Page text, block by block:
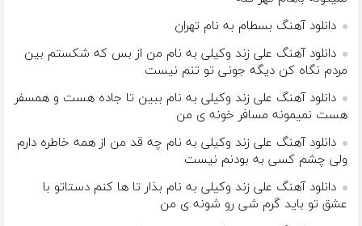
دانلود آهنگ بسطام به نام تهران
دانلود آهنگ علی زند وکیلی به نام من از بس كه شكستم بین
مردم نگاه كن دیگه جونى تو تنم نیست
دانلود آهنگ علی زند وکیلی به نام ببین تا جاده هست و همسفر
هست نمیمونه مسافر خونه ی من
دانلود آهنگ علی زند وکیلی به نام چه قد من از همه خاطره دارم
ولی چشم كسی به بودنم نیست
دانلود آهنگ علی زند وکیلی به نام بذار تا ها كنم دستاتو با
عشق تو باید گرم شی رو شونه ى من